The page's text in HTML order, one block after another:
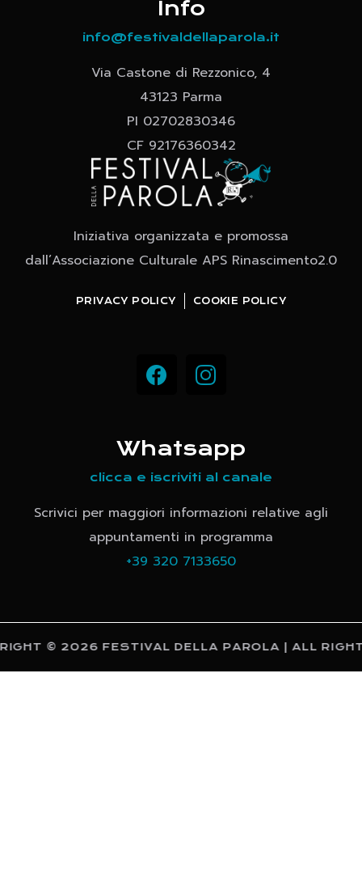
Info
info@festivaldellaparola.it
Via Castone di Rezzonico, 4
43123 Parma
PI 02702830346
CF 92176360342
Iniziativa organizzata e promossa
dall’Associazione Culturale APS Rinascimento2.0
PRIVACY POLICY COOKIE POLICY
Whatsapp
clicca e iscriviti al canale
Scrivici per maggiori informazioni relative agli
appuntamenti in programma
+39 320 7133650
© 2026 FESTIVAL DELLA PAROLA | ALL